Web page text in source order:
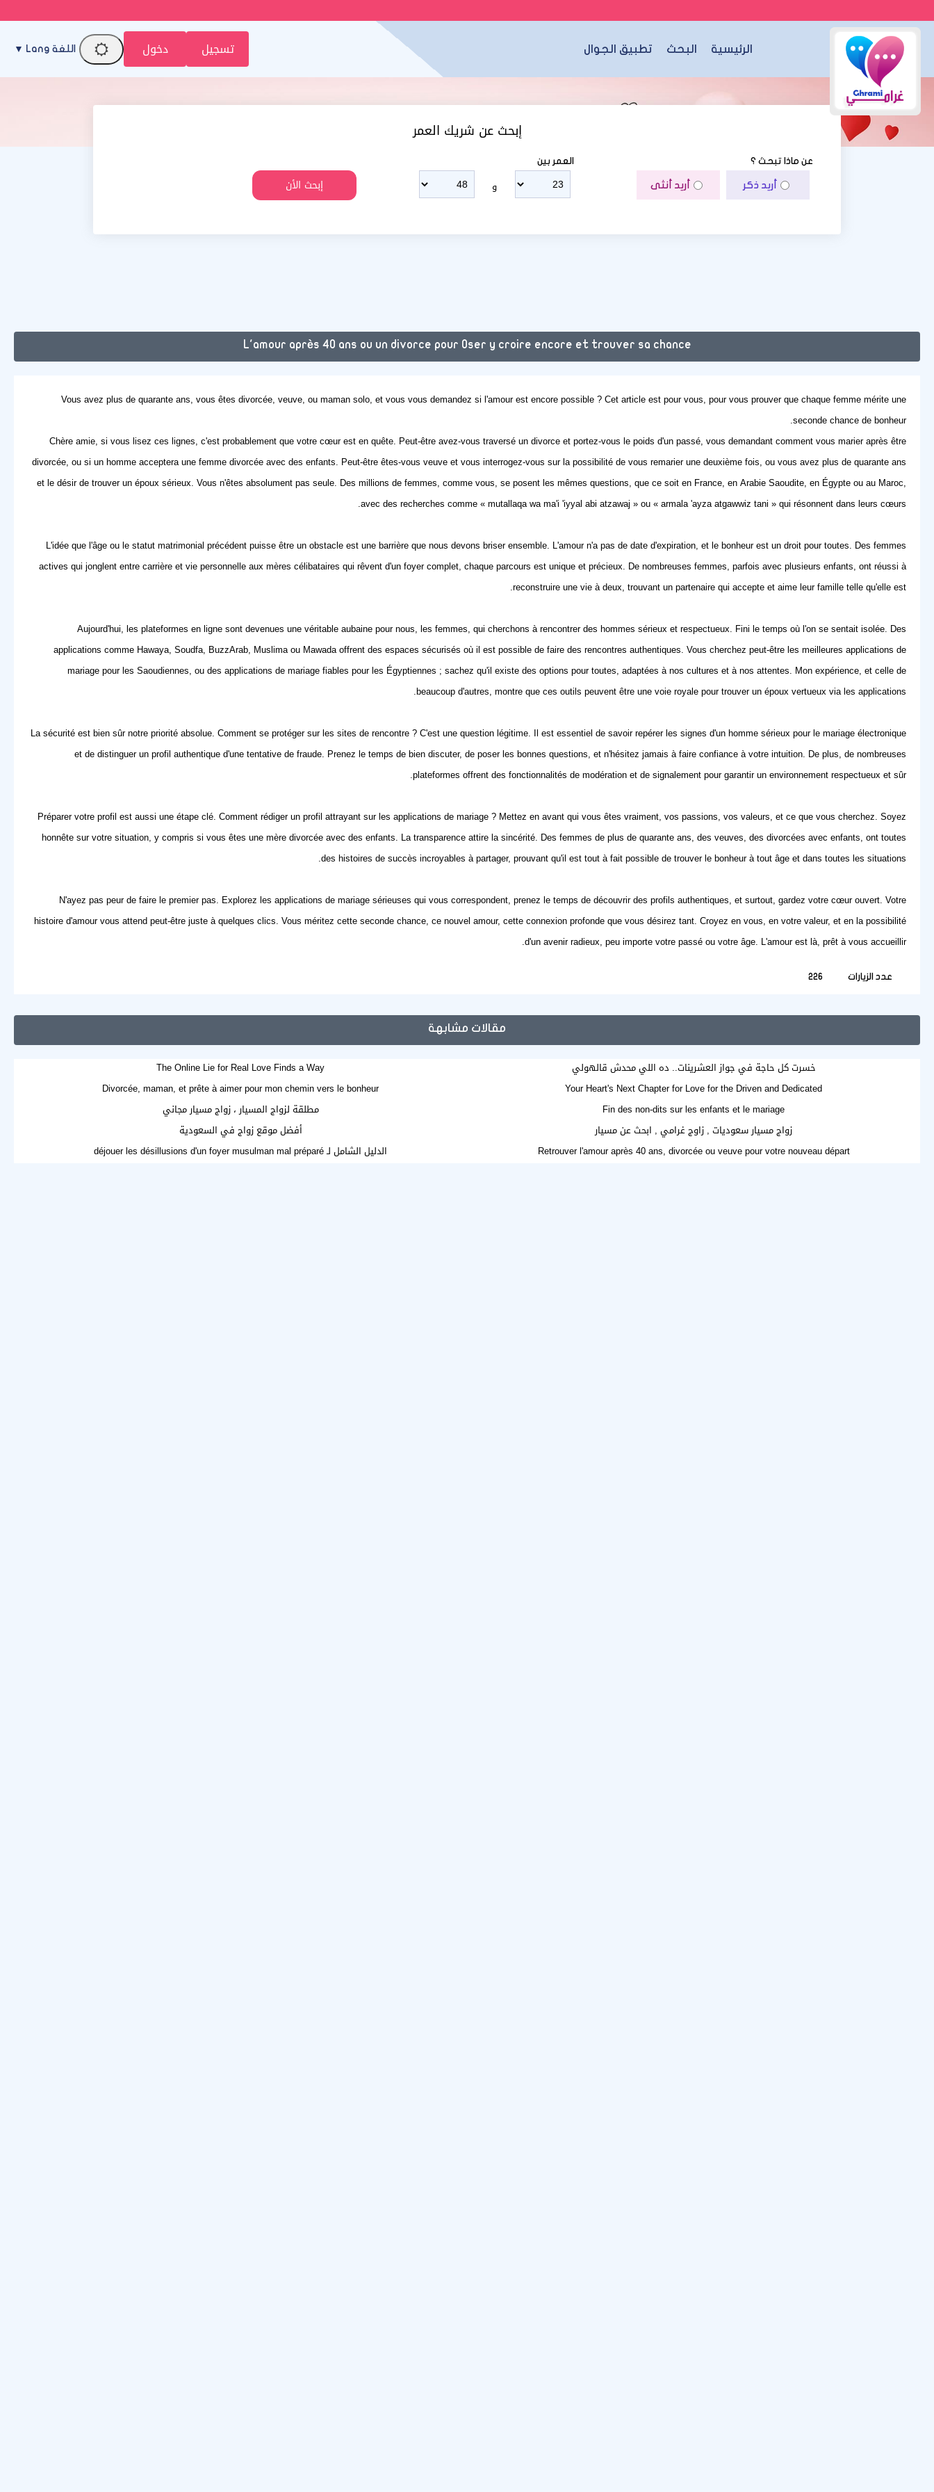
الرئيسية البحث تطبيق الجوال تسجيل دخول اللغة Lang ▼
إبحث عن شريك العمر
عن ماذا تبحث ؟
أريد ذكر أريد أنثى
العمر بين
و
L'amour après 40 ans ou un divorce pour Oser y croire encore et trouver sa chance
Vous avez plus de quarante ans, vous êtes divorcée, veuve, ou maman solo, et vous vous demandez si l'amour est encore possible ? Cet article est pour vous, pour vous prouver que chaque femme mérite une
seconde chance de bonheur.
Chère amie, si vous lisez ces lignes, c'est probablement que votre cœur est en quête. Peut-être avez-vous traversé un divorce et portez-vous le poids d'un passé, vous demandant comment vous marier après être
divorcée, ou si un homme acceptera une femme divorcée avec des enfants. Peut-être êtes-vous veuve et vous interrogez-vous sur la possibilité de vous remarier une deuxième fois, ou vous avez plus de quarante ans
et le désir de trouver un époux sérieux. Vous n'êtes absolument pas seule. Des millions de femmes, comme vous, se posent les mêmes questions, que ce soit en France, en Arabie Saoudite, en Égypte ou au Maroc,
avec des recherches comme « mutallaqa wa ma'i 'iyyal abi atzawaj » ou « armala 'ayza atgawwiz tani » qui résonnent dans leurs cœurs.
L'idée que l'âge ou le statut matrimonial précédent puisse être un obstacle est une barrière que nous devons briser ensemble. L'amour n'a pas de date d'expiration, et le bonheur est un droit pour toutes. Des femmes
actives qui jonglent entre carrière et vie personnelle aux mères célibataires qui rêvent d'un foyer complet, chaque parcours est unique et précieux. De nombreuses femmes, parfois avec plusieurs enfants, ont réussi à
reconstruire une vie à deux, trouvant un partenaire qui accepte et aime leur famille telle qu'elle est.
Aujourd'hui, les plateformes en ligne sont devenues une véritable aubaine pour nous, les femmes, qui cherchons à rencontrer des hommes sérieux et respectueux. Fini le temps où l'on se sentait isolée. Des
applications comme Hawaya, Soudfa, BuzzArab, Muslima ou Mawada offrent des espaces sécurisés où il est possible de faire des rencontres authentiques. Vous cherchez peut-être les meilleures applications de
mariage pour les Saoudiennes, ou des applications de mariage fiables pour les Égyptiennes ; sachez qu'il existe des options pour toutes, adaptées à nos cultures et à nos attentes. Mon expérience, et celle de
beaucoup d'autres, montre que ces outils peuvent être une voie royale pour trouver un époux vertueux via les applications.
La sécurité est bien sûr notre priorité absolue. Comment se protéger sur les sites de rencontre ? C'est une question légitime. Il est essentiel de savoir repérer les signes d'un homme sérieux pour le mariage électronique
et de distinguer un profil authentique d'une tentative de fraude. Prenez le temps de bien discuter, de poser les bonnes questions, et n'hésitez jamais à faire confiance à votre intuition. De plus, de nombreuses
plateformes offrent des fonctionnalités de modération et de signalement pour garantir un environnement respectueux et sûr.
Préparer votre profil est aussi une étape clé. Comment rédiger un profil attrayant sur les applications de mariage ? Mettez en avant qui vous êtes vraiment, vos passions, vos valeurs, et ce que vous cherchez. Soyez
honnête sur votre situation, y compris si vous êtes une mère divorcée avec des enfants. La transparence attire la sincérité. Des femmes de plus de quarante ans, des veuves, des divorcées avec enfants, ont toutes
des histoires de succès incroyables à partager, prouvant qu'il est tout à fait possible de trouver le bonheur à tout âge et dans toutes les situations.
N'ayez pas peur de faire le premier pas. Explorez les applications de mariage sérieuses qui vous correspondent, prenez le temps de découvrir des profils authentiques, et surtout, gardez votre cœur ouvert. Votre
histoire d'amour vous attend peut-être juste à quelques clics. Vous méritez cette seconde chance, ce nouvel amour, cette connexion profonde que vous désirez tant. Croyez en vous, en votre valeur, et en la possibilité
d'un avenir radieux, peu importe votre passé ou votre âge. L'amour est là, prêt à vous accueillir.
عدد الزيارات 226
مقالات مشابهة
خسرت كل حاجة في جواز العشرينات.. ده اللي محدش قالهولي
The Online Lie for Real Love Finds a Way
Your Heart's Next Chapter for Love for the Driven and Dedicated
Divorcée, maman, et prête à aimer pour mon chemin vers le bonheur
Fin des non-dits sur les enfants et le mariage
مطلقة لزواج المسيار ، زواج مسيار مجاني
زواج مسيار سعوديات , زاوج غرامي , ابحث عن مسيار
أفضل موقع زواج في السعودية
Retrouver l'amour après 40 ans, divorcée ou veuve pour votre nouveau départ
الدليل الشامل لـ déjouer les désillusions d'un foyer musulman mal préparé